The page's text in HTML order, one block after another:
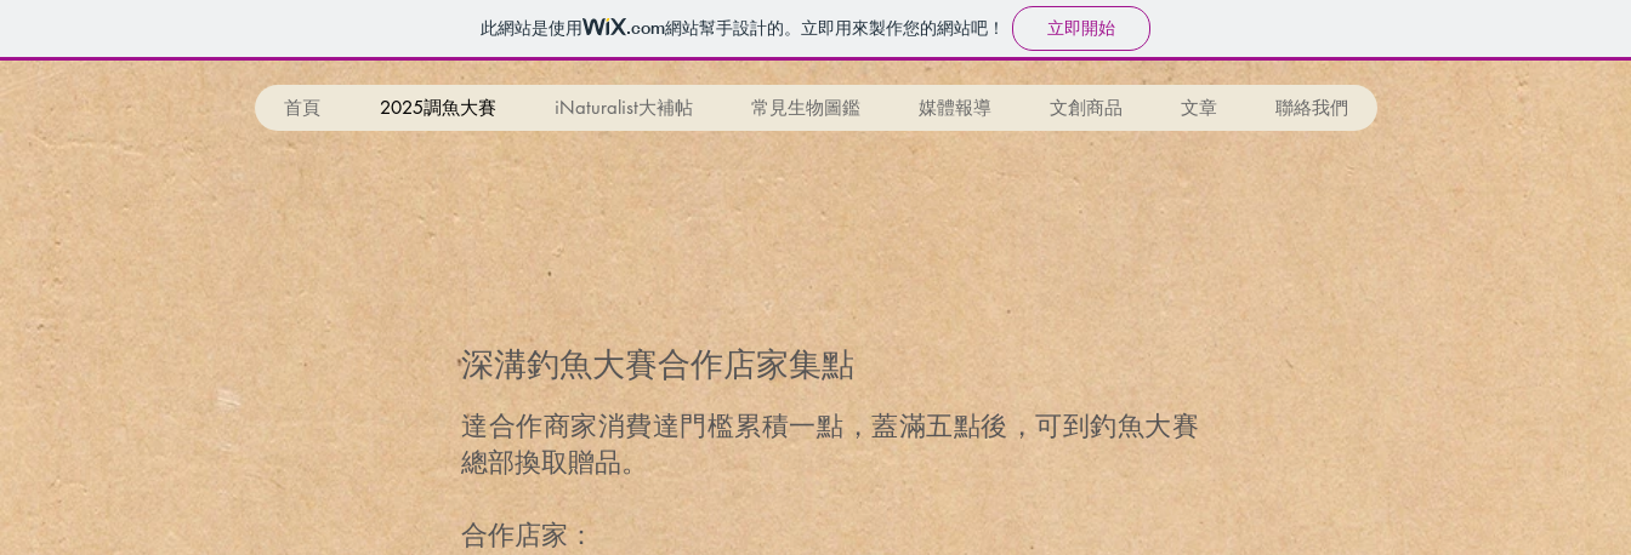
此網站是使用 .com網站幫手設計的。立即用來製作您的網站吧！ 立即開始
首頁 2025調魚大賽 iNaturalist大補帖 常見生物圖鑑 媒體報導 文創商品 文章 聯絡我們
深溝釣魚大賽合作店家集點
達合作商家消費達門檻累積一點，蓋滿五點後，可到釣魚大賽
總部換取贈品。
合作店家：